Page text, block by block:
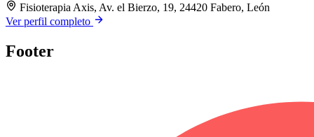
Fisioterapia Axis, Av. el Bierzo, 19, 24420 Fabero, León
Ver perfil completo
Footer